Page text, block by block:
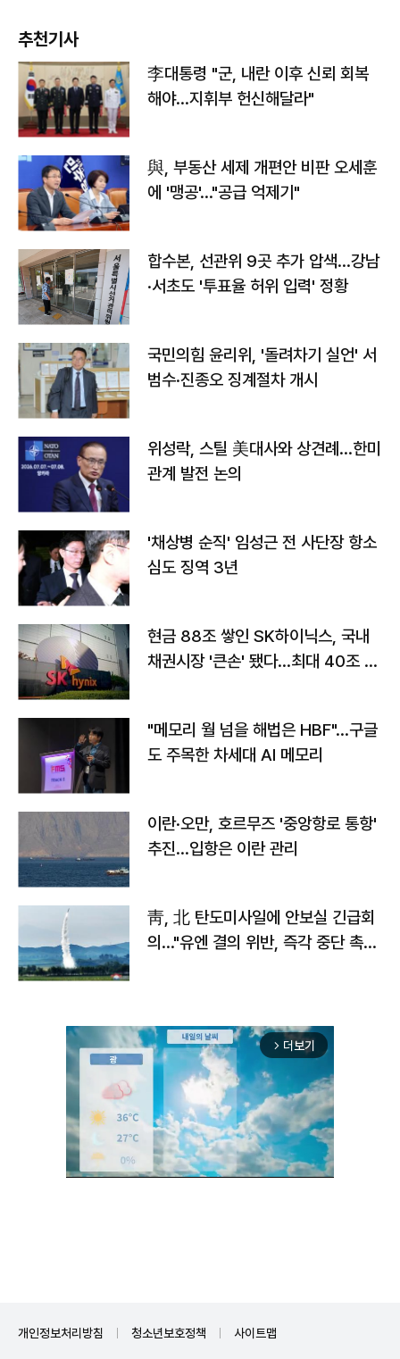
추천기사
李대통령 "군, 내란 이후 신뢰 회복
해야…지휘부 헌신해달라"
與, 부동산 세제 개편안 비판 오세훈
에 '맹공'…"공급 억제기"
합수본, 선관위 9곳 추가 압색…강남
·서초도 '투표율 허위 입력' 정황
국민의힘 윤리위, '돌려차기 실언' 서
범수·진종오 징계절차 개시
위성락, 스틸 美대사와 상견례…한미
관계 발전 논의
'채상병 순직' 임성근 전 사단장 항소
심도 징역 3년
현금 88조 쌓인 SK하이닉스, 국내
채권시장 '큰손' 됐다…최대 40조 투
"메모리 월 넘을 해법은 HBF"…구글
도 주목한 차세대 AI 메모리
이란·오만, 호르무즈 '중앙항로 통항'
추진…입항은 이란 관리
靑, 北 탄도미사일에 안보실 긴급회
의…"유엔 결의 위반, 즉각 중단 촉
arrow_forward_ios 더보기
개인정보처리방침 청소년보호정책 사이트맵